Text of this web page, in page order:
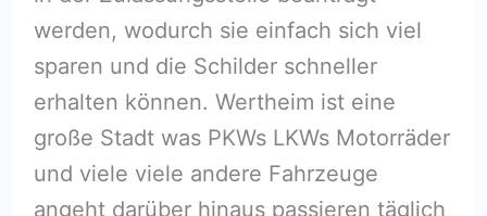
werden, wodurch sie einfach sich viel
sparen und die Schilder schneller
erhalten können. Wertheim ist eine
große Stadt was PKWs LKWs Motorräder
und viele viele andere Fahrzeuge
angeht darüber hinaus passieren täglich